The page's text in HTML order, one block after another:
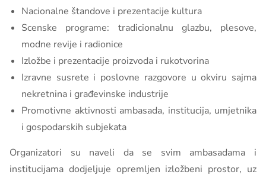
Nacionalne štandove i prezentacije kultura
Scenske programe: tradicionalnu glazbu, plesove,
modne revije i radionice
Izložbe i prezentacije proizvoda i rukotvorina
Izravne susrete i poslovne razgovore u okviru sajma
nekretnina i građevinske industrije
Promotivne aktivnosti ambasada, institucija, umjetnika
i gospodarskih subjekata
Organizatori su naveli da se svim ambasadama i
institucijama dodjeljuje opremljen izložbeni prostor, uz